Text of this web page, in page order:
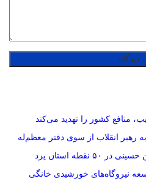
منافع کشور را تهدید می‌کند
رهبر انقلاب از سوی دفتر معظم‌له
نقطه استان یزد
نیروگاه‌های خورشیدی خانگی